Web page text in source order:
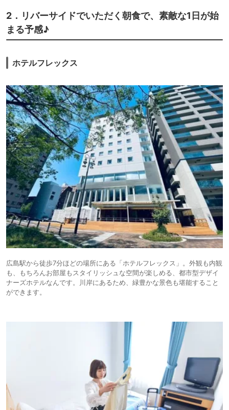
2．リバーサイドでいただく朝食で、素敵な1日が始
まる予感♪
ホテルフレックス
広島駅から徒歩7分ほどの場所にある「ホテルフレックス」。外観も内観
も、もちろんお部屋もスタイリッシュな空間が楽しめる、都市型デザイ
ナーズホテルなんです。川岸にあるため、緑豊かな景色も堪能すること
ができます。